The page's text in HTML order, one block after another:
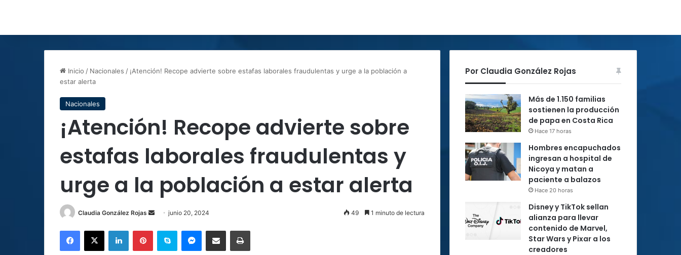
Inicio / Nacionales / ¡Atención! Recope advierte sobre estafas laborales fraudulentas y urge a la población a
estar alerta
Nacionales
¡Atención! Recope advierte sobre
estafas laborales fraudulentas y
urge a la población a estar alerta
Claudia González Rojas
Send
email
junio 20, 2024 49 1 minuto de lectura
Facebook
X LinkedInPinterestSkype MessengerCompartir por correo electrónicoImprimir
Por Claudia González Rojas
Más de 1.150 familias
sostienen la producción
de papa en Costa Rica
Hace 17 horas
Hombres encapuchados
ingresan a hospital de
Nicoya y matan a
paciente a balazos
Hace 20 horas
Disney y TikTok sellan
alianza para llevar
contenido de Marvel,
Star Wars y Pixar a los
creadores